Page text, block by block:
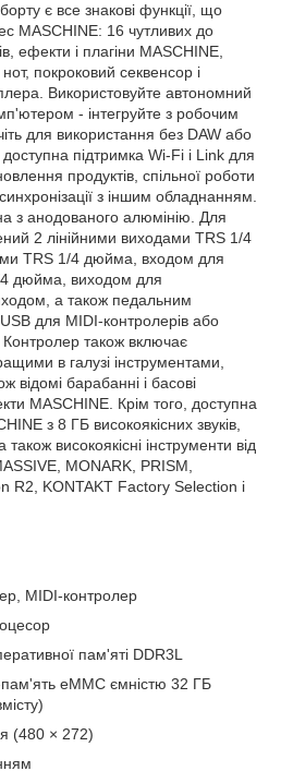
є все знакові функції, що
MASCHINE: 16 чутливих до
ефекти і плагіни MASCHINE,
нот, покроковий секвенсор і
Використовуйте автономний
- інтегруйте з робочим
для використання без DAW або
підтримка Wi-Fi і Link для
продуктів, спільної роботи
з іншим обладнанням.
з анодованого алюмінію. Для
2 лінійними виходами TRS 1/4
TRS 1/4 дюйма, входом для
4 дюйма, виходом для
а також педальним
для MIDI-контролерів або
Контролер також включає
в галузі інструментами,
відомі барабанні і басові
MASCHINE. Крім того, доступна
з 8 ГБ високоякісних звуків,
високоякісні інструменти від
MONARK, PRISM,
R2, KONTAKT Factory Selection і
MIDI-контролер
пам'яті DDR3L
eMMC ємністю 32 ГБ
(480 × 272)